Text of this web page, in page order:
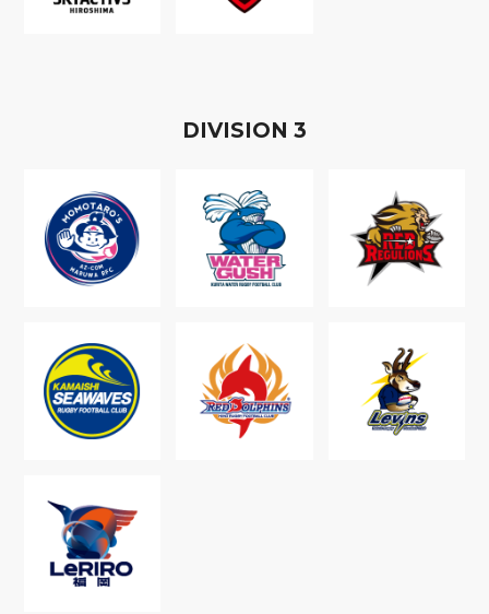
DIVISION 3